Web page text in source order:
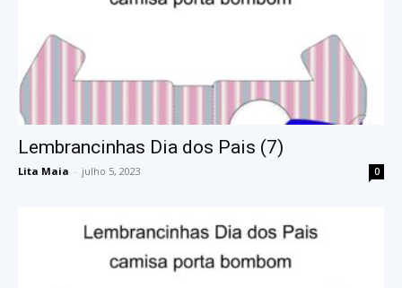
Lembrancinhas Dia dos Pais (7)
Lita Maia - julho 5, 2023 0